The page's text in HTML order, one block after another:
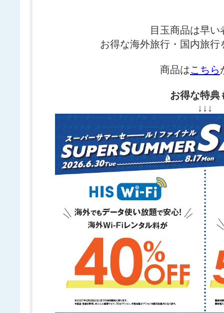
目玉商品は早い
お得な海外旅行・国内旅
商品はこちら
お得な特典
↓↓↓